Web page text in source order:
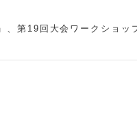
、第19回大会ワークショ